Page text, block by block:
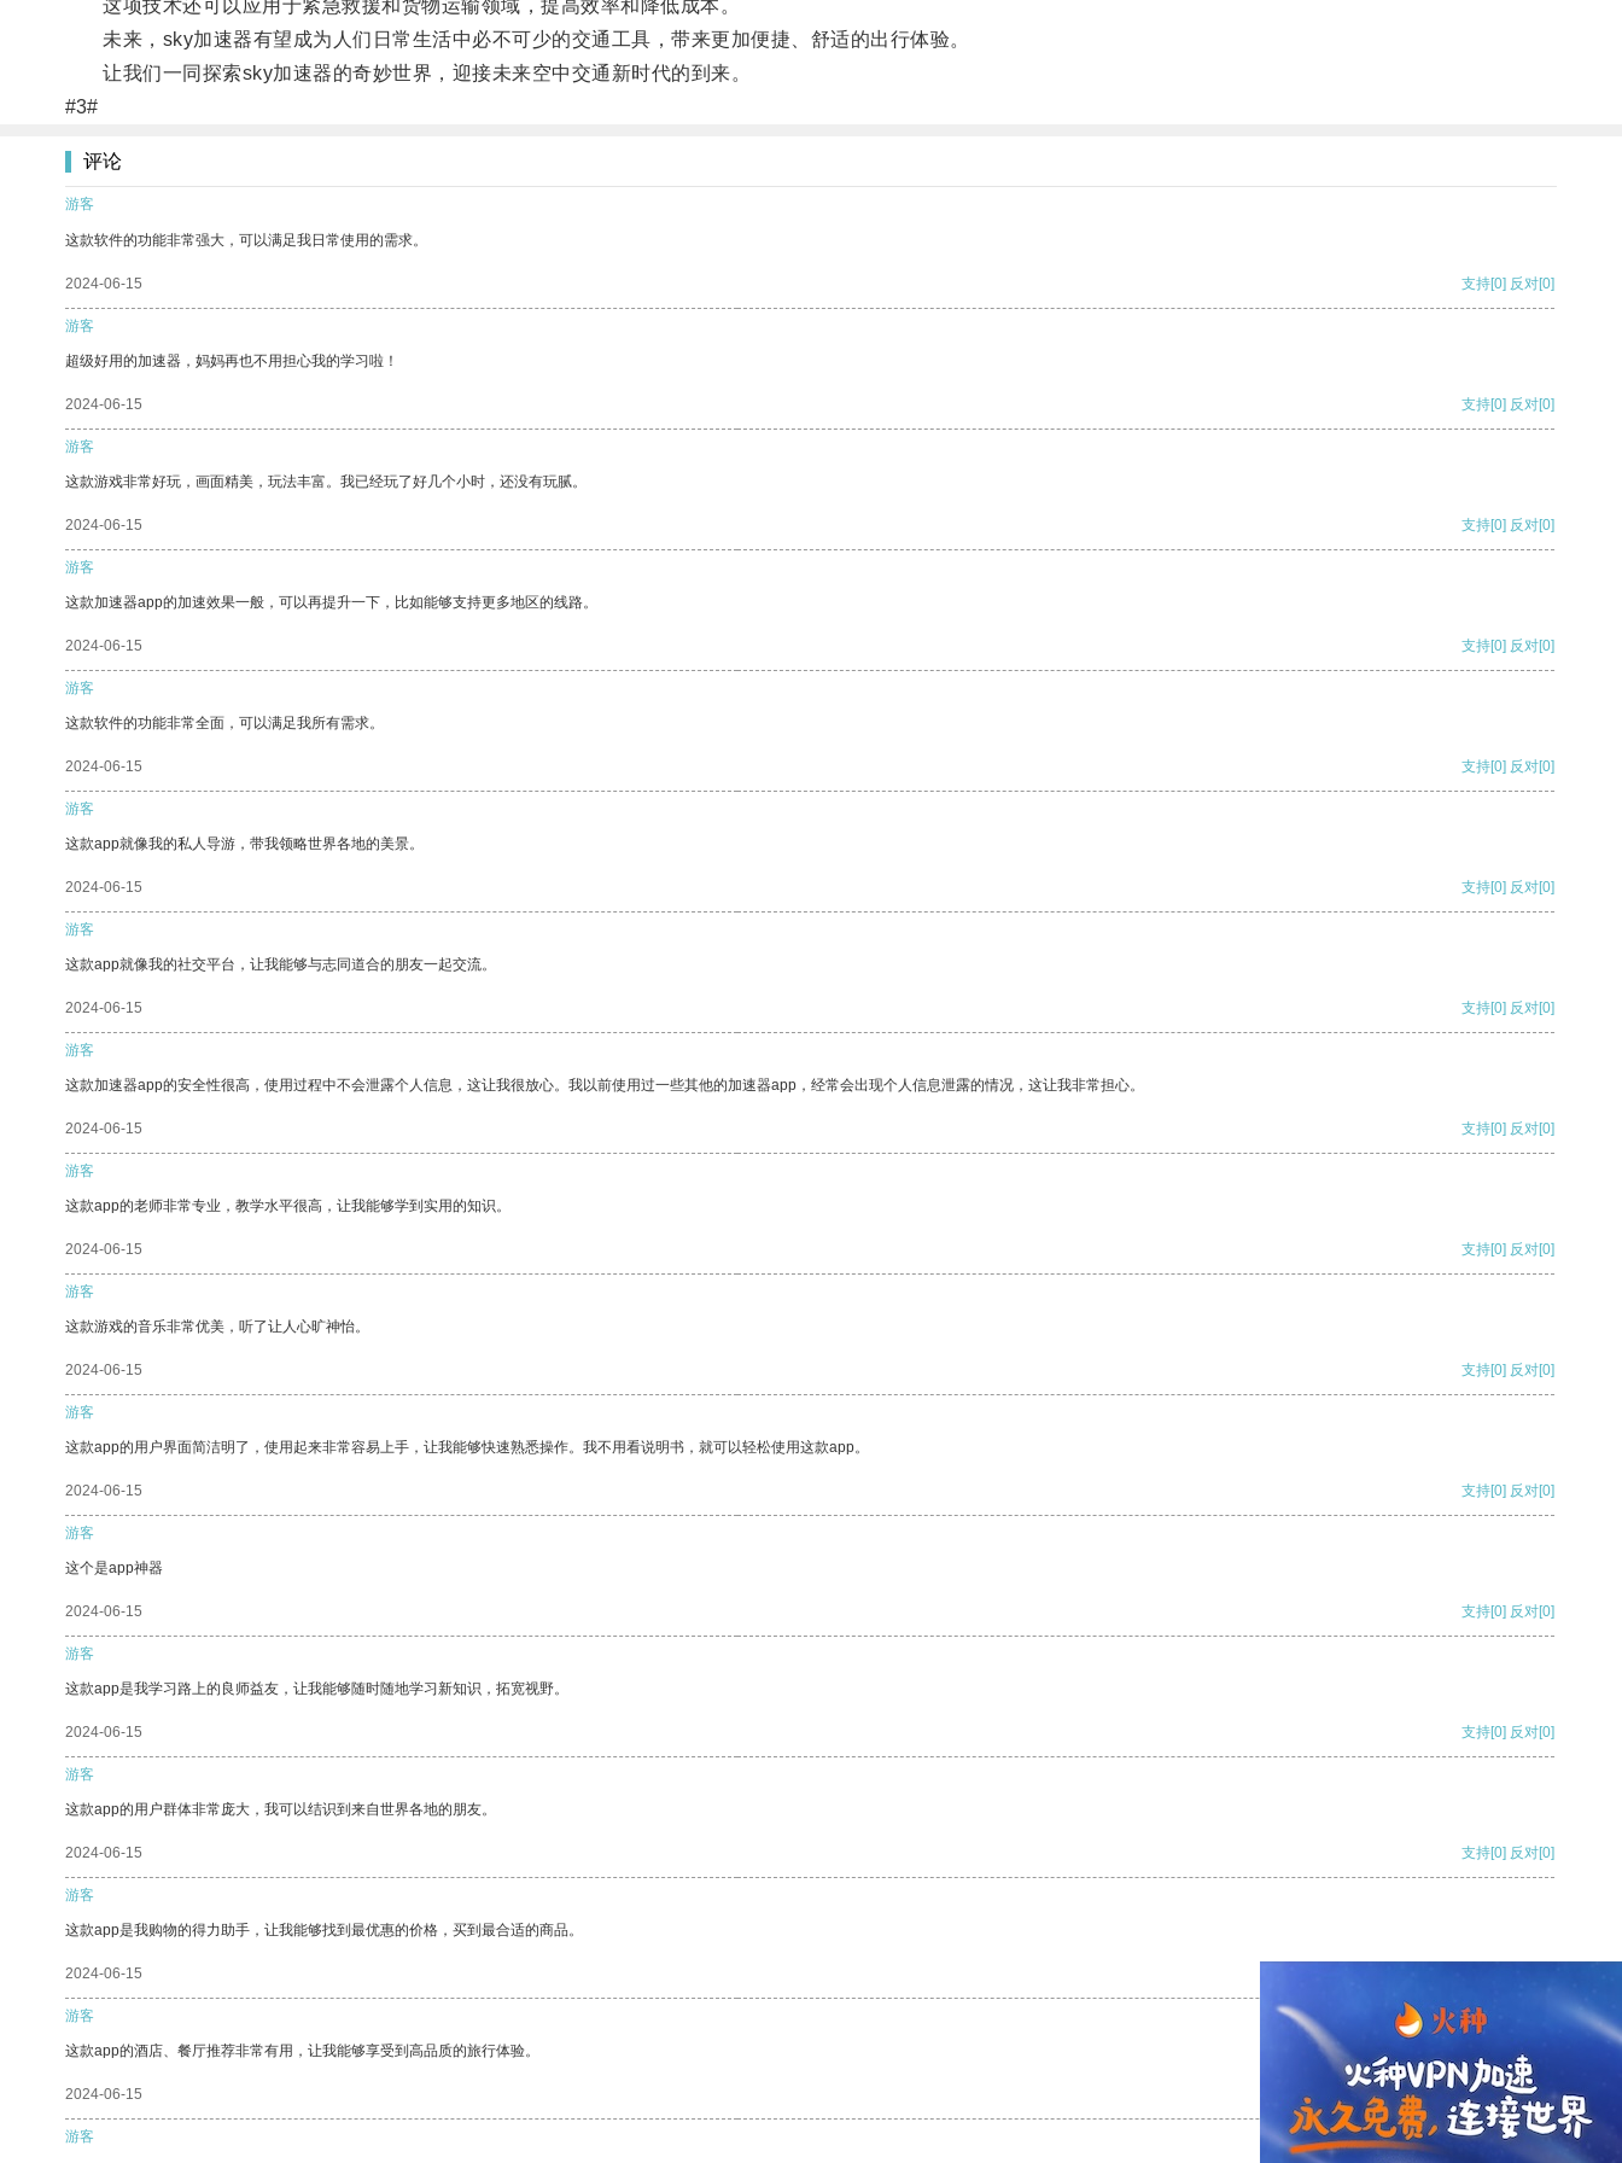
这项技术还可以应用于紧急救援和货物运输领域，提高效率和降低成本。
未来，sky加速器有望成为人们日常生活中必不可少的交通工具，带来更加便捷、舒适的出行体验。
让我们一同探索sky加速器的奇妙世界，迎接未来空中交通新时代的到来。
#3#
评论
游客
这款软件的功能非常强大，可以满足我日常使用的需求。
2024-06-15 支持[0] 反对[0]
游客
超级好用的加速器，妈妈再也不用担心我的学习啦！
2024-06-15 支持[0] 反对[0]
游客
这款游戏非常好玩，画面精美，玩法丰富。我已经玩了好几个小时，还没有玩腻。
2024-06-15 支持[0] 反对[0]
游客
这款加速器app的加速效果一般，可以再提升一下，比如能够支持更多地区的线路。
2024-06-15 支持[0] 反对[0]
游客
这款软件的功能非常全面，可以满足我所有需求。
2024-06-15 支持[0] 反对[0]
游客
这款app就像我的私人导游，带我领略世界各地的美景。
2024-06-15 支持[0] 反对[0]
游客
这款app就像我的社交平台，让我能够与志同道合的朋友一起交流。
2024-06-15 支持[0] 反对[0]
游客
这款加速器app的安全性很高，使用过程中不会泄露个人信息，这让我很放心。我以前使用过一些其他的加速器app，经常会出现个人信息泄露的情况，这让我非常担心。
2024-06-15 支持[0] 反对[0]
游客
这款app的老师非常专业，教学水平很高，让我能够学到实用的知识。
2024-06-15 支持[0] 反对[0]
游客
这款游戏的音乐非常优美，听了让人心旷神怡。
2024-06-15 支持[0] 反对[0]
游客
这款app的用户界面简洁明了，使用起来非常容易上手，让我能够快速熟悉操作。我不用看说明书，就可以轻松使用这款app。
2024-06-15 支持[0] 反对[0]
游客
这个是app神器
2024-06-15 支持[0] 反对[0]
游客
这款app是我学习路上的良师益友，让我能够随时随地学习新知识，拓宽视野。
2024-06-15 支持[0] 反对[0]
游客
这款app的用户群体非常庞大，我可以结识到来自世界各地的朋友。
2024-06-15 支持[0] 反对[0]
游客
这款app是我购物的得力助手，让我能够找到最优惠的价格，买到最合适的商品。
2024-06-15
游客
这款app的酒店、餐厅推荐非常有用，让我能够享受到高品质的旅行体验。
2024-06-15 支持 [0] 反对 [0]
游客